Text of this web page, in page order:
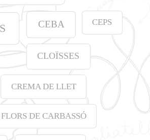
CEBA CEPS
CLOÏSSES
CREMA DE LLET
FLORS DE CARBASSÓ